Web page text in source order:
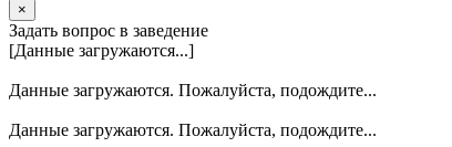
×
Задать вопрос в заведение
[Данные загружаются...]
Данные загружаются. Пожалуйста, подождите...
Данные загружаются. Пожалуйста, подождите...